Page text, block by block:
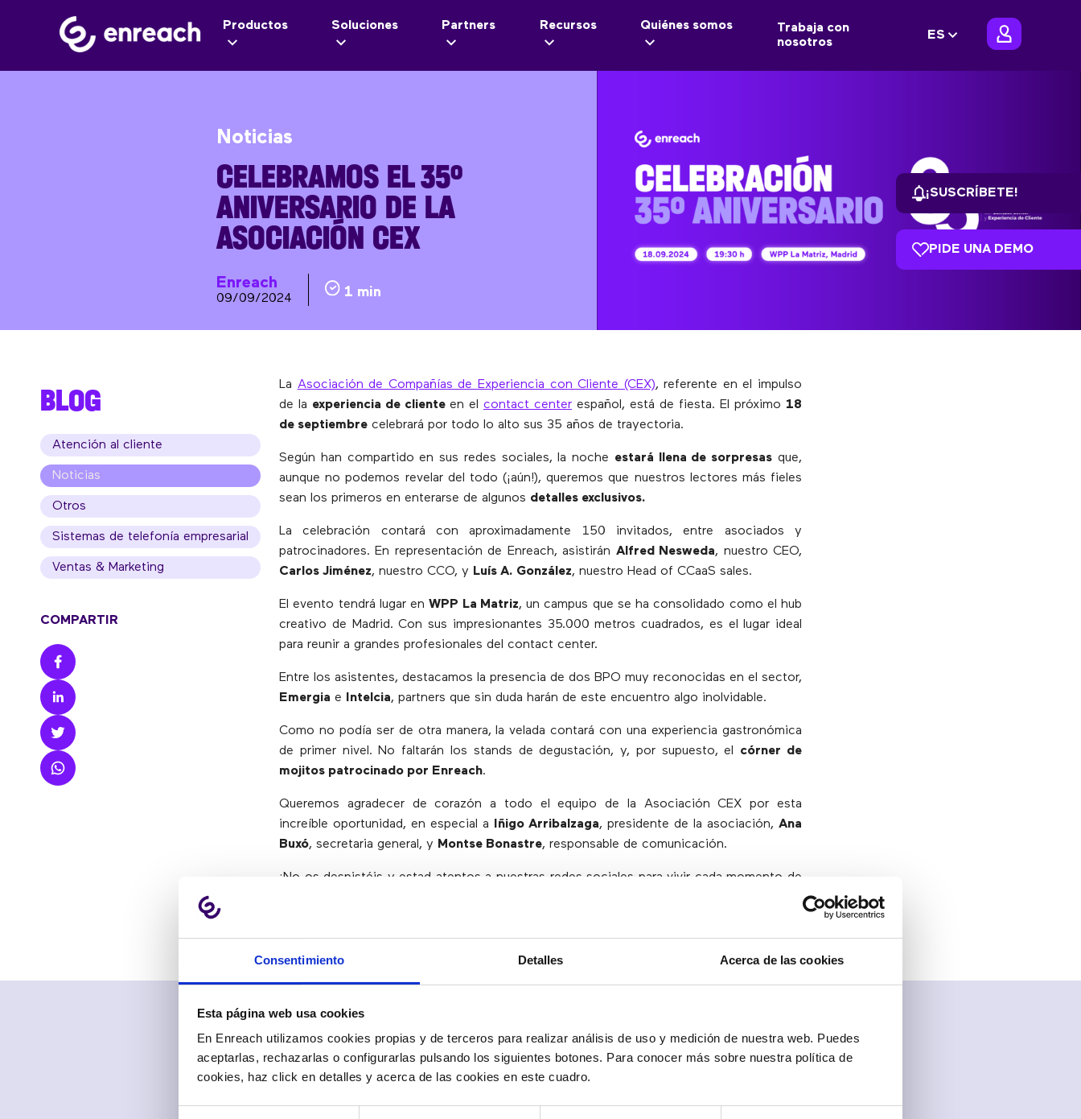
Consentimiento Detalles Acerca de las cookies
Esta página web usa cookies
En Enreach utilizamos cookies propias y de terceros para realizar análisis de uso y medición de nuestra web. Puedes
aceptarlas, rechazarlas o configurarlas pulsando los siguientes botones. Para conocer más sobre nuestra política de
cookies, haz click en detalles y acerca de las cookies en este cuadro.
Productos Soluciones Partners Recursos Quiénes somos
Trabaja con
nosotros
ES
Noticias
CELEBRAMOS EL 35º
ANIVERSARIO DE LA
ASOCIACIÓN CEX
Enreach
09/09/2024 1 min
La Asociación de Compañías de Experiencia con Cliente (CEX), referente en el impulso
de la experiencia de cliente en el contact center español, está de fiesta. El próximo 18
de septiembre celebrará por todo lo alto sus 35 años de trayectoria.
Según han compartido en sus redes sociales, la noche estará llena de sorpresas que,
aunque no podemos revelar del todo (¡aún!), queremos que nuestros lectores más fieles
sean los primeros en enterarse de algunos detalles exclusivos.
La celebración contará con aproximadamente 150 invitados, entre asociados y
patrocinadores. En representación de Enreach, asistirán Alfred Nesweda, nuestro CEO,
Carlos Jiménez, nuestro CCO, y Luís A. González, nuestro Head of CCaaS sales.
El evento tendrá lugar enWPP La Matriz, un campus que se ha consolidado como el hub
creativo de Madrid. Con sus impresionantes 35.000 metros cuadrados, es el lugar ideal
para reunir a grandes profesionales del contact center.
Entre los asistentes, destacamos la presencia de dos BPO muy reconocidas en el sector,
Emergia e Intelcia, partners que sin duda harán de este encuentro algo inolvidable.
Como no podía ser de otra manera, la velada contará con una experiencia gastronómica
de primer nivel. No faltarán los stands de degustación, y, por supuesto, el córner de
mojitos patrocinado por Enreach.
Queremos agradecer de corazón a todo el equipo de la Asociación CEX por esta
increíble oportunidad, en especial a Iñigo Arribalzaga, presidente de la asociación, Ana
Buxó, secretaria general, y Montse Bonastre, responsable de comunicación.
¡No os despistéis y estad atentos a nuestras redes sociales para vivir cada momento de
BLOG
Atención al cliente
Noticias
Otros
Sistemas de telefonía empresarial
Ventas & Marketing
COMPARTIR
¡SUSCRÍBETE!
PIDE UNA DEMO